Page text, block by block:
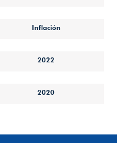
Inflación
2022
2020